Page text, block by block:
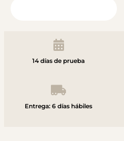
14 días de prueba
Entrega: 6 días hábiles